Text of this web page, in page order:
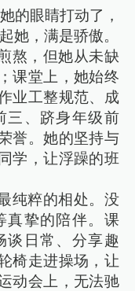
的眼睛打动了，
她，满是骄傲。
熬，但她从未缺
课堂上，她始终
业工整规范、成
三、跻身年级前
誉。她的坚持与
学，让浮躁的班
纯粹的相处。没
真挚的陪伴。课
谈日常、分享趣
椅走进操场，让
动会上，无法驰